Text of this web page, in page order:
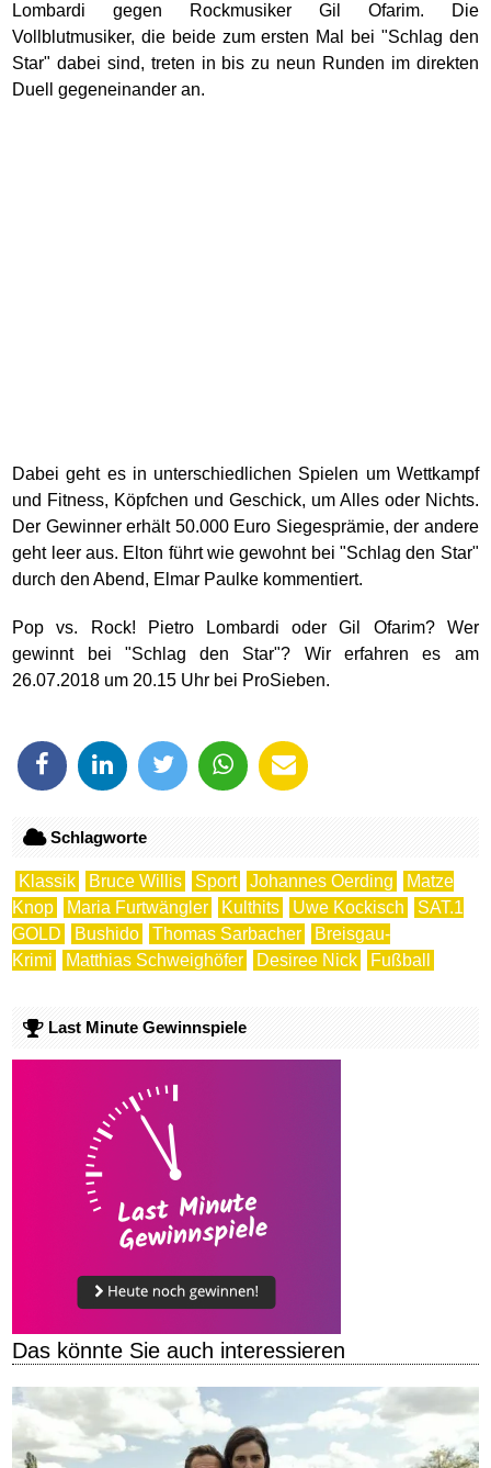
Lombardi gegen Rockmusiker Gil Ofarim. Die
Vollblutmusiker, die beide zum ersten Mal bei "Schlag den
Star" dabei sind, treten in bis zu neun Runden im direkten
Duell gegeneinander an.
Dabei geht es in unterschiedlichen Spielen um Wettkampf
und Fitness, Köpfchen und Geschick, um Alles oder Nichts.
Der Gewinner erhält 50.000 Euro Siegesprämie, der andere
geht leer aus. Elton führt wie gewohnt bei "Schlag den Star"
durch den Abend, Elmar Paulke kommentiert.
Pop vs. Rock! Pietro Lombardi oder Gil Ofarim? Wer
gewinnt bei "Schlag den Star"? Wir erfahren es am
26.07.2018 um 20.15 Uhr bei ProSieben.
Schlagworte
Klassik Bruce Willis Sport Johannes Oerding
Matze
Knop
Maria Furtwängler Kulthits Uwe Kockisch
SAT.1
GOLD
Bushido Thomas Sarbacher
Breisgau-
Krimi
Matthias Schweighöfer Desiree Nick Fußball
Last Minute Gewinnspiele
Das könnte Sie auch interessieren